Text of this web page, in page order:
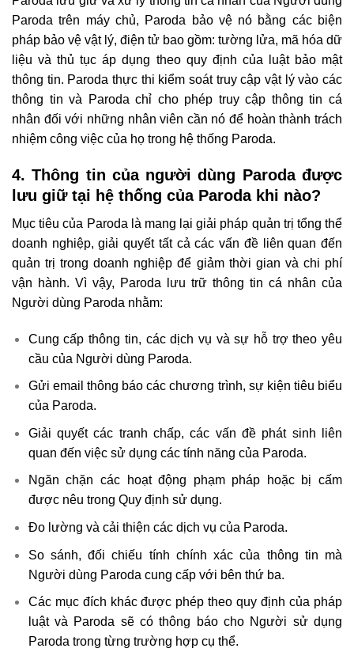
Paroda trên máy chủ, Paroda bảo vệ nó bằng các biện
pháp bảo vệ vật lý, điện tử bao gồm: tường lửa, mã hóa dữ
liệu và thủ tục áp dụng theo quy định của luật bảo mật
thông tin. Paroda thực thi kiểm soát truy cập vật lý vào các
thông tin và Paroda chỉ cho phép truy cập thông tin cá
nhân đối với những nhân viên cần nó để hoàn thành trách
nhiệm công việc của họ trong hệ thống Paroda.
4. Thông tin của người dùng Paroda được
lưu giữ tại hệ thống của Paroda khi nào?
Mục tiêu của Paroda là mang lại giải pháp quản trị tổng thể
doanh nghiệp, giải quyết tất cả các vấn đề liên quan đến
quản trị trong doanh nghiệp để giảm thời gian và chi phí
vận hành. Vì vậy, Paroda lưu trữ thông tin cá nhân của
Người dùng Paroda nhằm:
Cung cấp thông tin, các dịch vụ và sự hỗ trợ theo yêu
cầu của Người dùng Paroda.
Gửi email thông báo các chương trình, sự kiện tiêu biểu
của Paroda.
Giải quyết các tranh chấp, các vấn đề phát sinh liên
quan đến việc sử dụng các tính năng của Paroda.
Ngăn chặn các hoạt động phạm pháp hoặc bị cấm
được nêu trong Quy định sử dụng.
Đo lường và cải thiện các dịch vụ của Paroda.
So sánh, đối chiếu tính chính xác của thông tin mà
Người dùng Paroda cung cấp với bên thứ ba.
Các mục đích khác được phép theo quy định của pháp
luật và Paroda sẽ có thông báo cho Người sử dụng
Paroda trong từng trường hợp cụ thể.